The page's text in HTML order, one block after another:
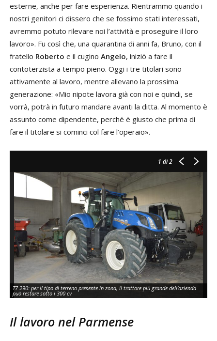
esterne, anche per fare esperienza. Rientrammo quando i
nostri genitori ci dissero che se fossimo stati interessati,
avremmo potuto rilevare noi l’attività e proseguire il loro
lavoro». Fu così che, una quarantina di anni fa, Bruno, con il
fratello Roberto e il cugino Angelo, iniziò a fare il
contoterzista a tempo pieno. Oggi i tre titolari sono
attivamente al lavoro, mentre allevano la prossima
generazione: «Mio nipote lavora già con noi e quindi, se
vorrà, potrà in futuro mandare avanti la ditta. Al momento è
assunto come dipendente, perché è giusto che prima di
fare il titolare si cominci col fare l’operaio».
1 di 2
T7 290: per il tipo di terreno presente in zona, il trattore più grande dell’azienda
può restare sotto i 300 cv
Il lavoro nel Parmense